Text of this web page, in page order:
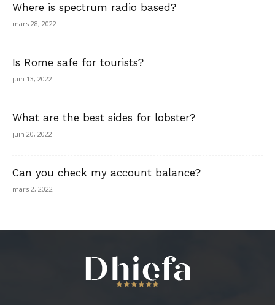
Where is spectrum radio based?
mars 28, 2022
Is Rome safe for tourists?
juin 13, 2022
What are the best sides for lobster?
juin 20, 2022
Can you check my account balance?
mars 2, 2022